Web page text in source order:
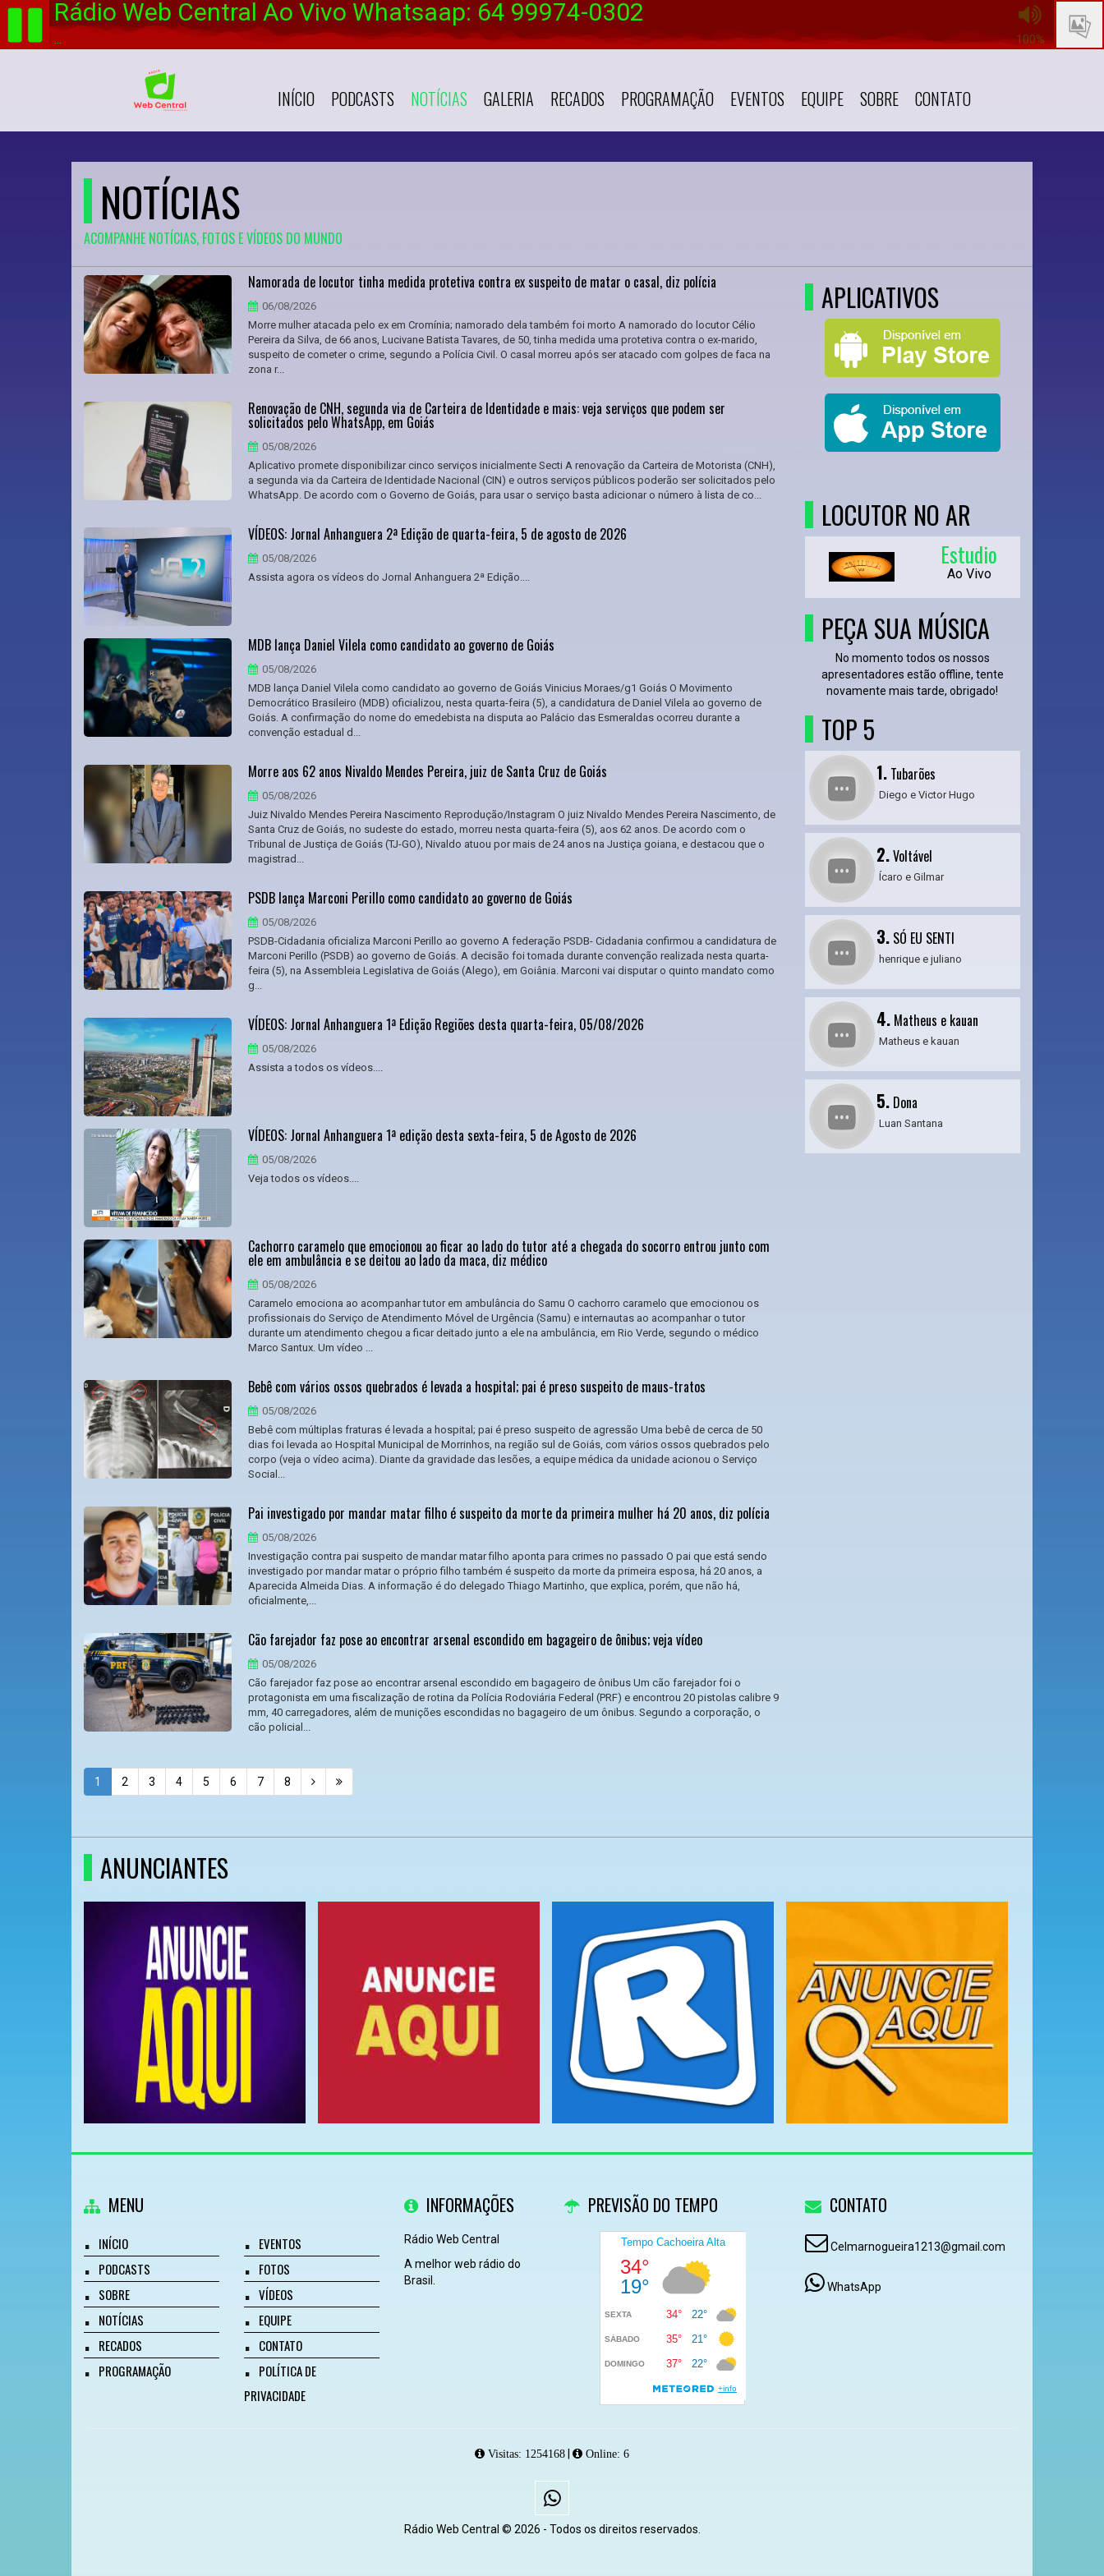
Rádio Web Central Ao Vivo Whatsaap: 64 99974-0302
100%
INÍCIO PODCASTS NOTÍCIAS GALERIA RECADOS PROGRAMAÇÃO EVENTOS EQUIPE SOBRE CONTATO
NOTÍCIAS
ACOMPANHE NOTÍCIAS, FOTOS E VÍDEOS DO MUNDO
Namorada de locutor tinha medida protetiva contra ex suspeito de matar o casal, diz polícia
06/08/2026
Morre mulher atacada pelo ex em Cromínia; namorado dela também foi morto A namorado do locutor Célio
Pereira da Silva, de 66 anos, Lucivane Batista Tavares, de 50, tinha medida uma protetiva contra o ex-marido,
suspeito de cometer o crime, segundo a Polícia Civil. O casal morreu após ser atacado com golpes de faca na
zona r...
Renovação de CNH, segunda via de Carteira de Identidade e mais: veja serviços que podem ser
solicitados pelo WhatsApp, em Goiás
05/08/2026
Aplicativo promete disponibilizar cinco serviços inicialmente Secti A renovação da Carteira de Motorista (CNH),
a segunda via da Carteira de Identidade Nacional (CIN) e outros serviços públicos poderão ser solicitados pelo
WhatsApp. De acordo com o Governo de Goiás, para usar o serviço basta adicionar o número à lista de co...
VÍDEOS: Jornal Anhanguera 2ª Edição de quarta-feira, 5 de agosto de 2026
05/08/2026
Assista agora os vídeos do Jornal Anhanguera 2ª Edição....
MDB lança Daniel Vilela como candidato ao governo de Goiás
05/08/2026
MDB lança Daniel Vilela como candidato ao governo de Goiás Vinicius Moraes/g1 Goiás O Movimento
Democrático Brasileiro (MDB) oficializou, nesta quarta-feira (5), a candidatura de Daniel Vilela ao governo de
Goiás. A confirmação do nome do emedebista na disputa ao Palácio das Esmeraldas ocorreu durante a
convenção estadual d...
Morre aos 62 anos Nivaldo Mendes Pereira, juiz de Santa Cruz de Goiás
05/08/2026
Juiz Nivaldo Mendes Pereira Nascimento Reprodução/Instagram O juiz Nivaldo Mendes Pereira Nascimento, de
Santa Cruz de Goiás, no sudeste do estado, morreu nesta quarta-feira (5), aos 62 anos. De acordo com o
Tribunal de Justiça de Goiás (TJ-GO), Nivaldo atuou por mais de 24 anos na Justiça goiana, e destacou que o
magistrad...
PSDB lança Marconi Perillo como candidato ao governo de Goiás
05/08/2026
PSDB-Cidadania oficializa Marconi Perillo ao governo A federação PSDB- Cidadania confirmou a candidatura de
Marconi Perillo (PSDB) ao governo de Goiás. A decisão foi tomada durante convenção realizada nesta quarta-
feira (5), na Assembleia Legislativa de Goiás (Alego), em Goiânia. Marconi vai disputar o quinto mandato como
g...
VÍDEOS: Jornal Anhanguera 1ª Edição Regiões desta quarta-feira, 05/08/2026
05/08/2026
Assista a todos os vídeos....
VÍDEOS: Jornal Anhanguera 1ª edição desta sexta-feira, 5 de Agosto de 2026
05/08/2026
Veja todos os vídeos....
Cachorro caramelo que emocionou ao ficar ao lado do tutor até a chegada do socorro entrou junto com
ele em ambulância e se deitou ao lado da maca, diz médico
05/08/2026
Caramelo emociona ao acompanhar tutor em ambulância do Samu O cachorro caramelo que emocionou os
profissionais do Serviço de Atendimento Móvel de Urgência (Samu) e internautas ao acompanhar o tutor
durante um atendimento chegou a ficar deitado junto a ele na ambulância, em Rio Verde, segundo o médico
Marco Santux. Um vídeo ...
Bebê com vários ossos quebrados é levada a hospital; pai é preso suspeito de maus-tratos
05/08/2026
Bebê com múltiplas fraturas é levada a hospital; pai é preso suspeito de agressão Uma bebê de cerca de 50
dias foi levada ao Hospital Municipal de Morrinhos, na região sul de Goiás, com vários ossos quebrados pelo
corpo (veja o vídeo acima). Diante da gravidade das lesões, a equipe médica da unidade acionou o Serviço
Social...
Pai investigado por mandar matar filho é suspeito da morte da primeira mulher há 20 anos, diz polícia
05/08/2026
Investigação contra pai suspeito de mandar matar filho aponta para crimes no passado O pai que está sendo
investigado por mandar matar o próprio filho também é suspeito da morte da primeira esposa, há 20 anos, a
Aparecida Almeida Dias. A informação é do delegado Thiago Martinho, que explica, porém, que não há,
oficialmente,...
Cão farejador faz pose ao encontrar arsenal escondido em bagageiro de ônibus; veja vídeo
05/08/2026
Cão farejador faz pose ao encontrar arsenal escondido em bagageiro de ônibus Um cão farejador foi o
protagonista em uma fiscalização de rotina da Polícia Rodoviária Federal (PRF) e encontrou 20 pistolas calibre 9
mm, 40 carregadores, além de munições escondidas no bagageiro de um ônibus. Segundo a corporação, o
cão policial...
1 2 3 4 5 6 7 8
APLICATIVOS
LOCUTOR NO AR
Estudio
Ao Vivo
PEÇA SUA MÚSICA
No momento todos os nossos
apresentadores estão offline, tente
novamente mais tarde, obrigado!
TOP 5
1.Tubarões
Diego e Victor Hugo
2.Voltável
Ícaro e Gilmar
3.SÓ EU SENTI
henrique e juliano
4.Matheus e kauan
Matheus e kauan
5.Dona
Luan Santana
ANUNCIANTES
MENU
INÍCIO
PODCASTS
SOBRE
NOTÍCIAS
RECADOS
PROGRAMAÇÃO
EVENTOS
FOTOS
VÍDEOS
EQUIPE
CONTATO
POLÍTICA DE
PRIVACIDADE
INFORMAÇÕES
Rádio Web Central
A melhor web rádio do
Brasil.
PREVISÃO DO TEMPO CONTATO
Celmarnogueira1213@gmail.com
WhatsApp
Visitas: 1254168 Online: 6
Rádio Web Central © 2026 - Todos os direitos reservados.